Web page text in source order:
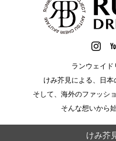
ランウェイド
けみ芥見による、日本
そして、海外のファッシ
そんな想いから
けみ芥